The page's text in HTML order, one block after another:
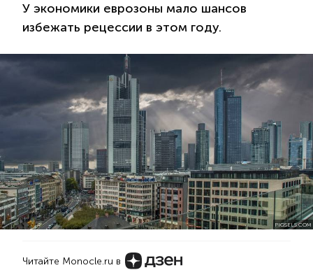
У экономики еврозоны мало шансов
избежать рецессии в этом году.
PIQSELS.COM
Читайте Monocle.ru в